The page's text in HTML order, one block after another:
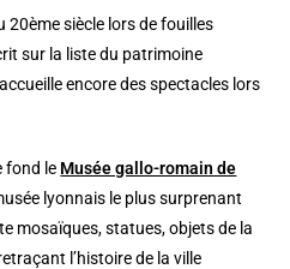
20ème siècle lors de fouilles
sur la liste du patrimoine
encore des spectacles lors
fond le Musée gallo-romain de
lyonnais le plus surprenant
mosaïques, statues, objets de la
l’histoire de la ville